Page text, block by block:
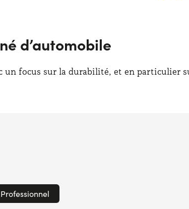
d’automobile
un focus sur la durabilité, et en particulier
Professionnel